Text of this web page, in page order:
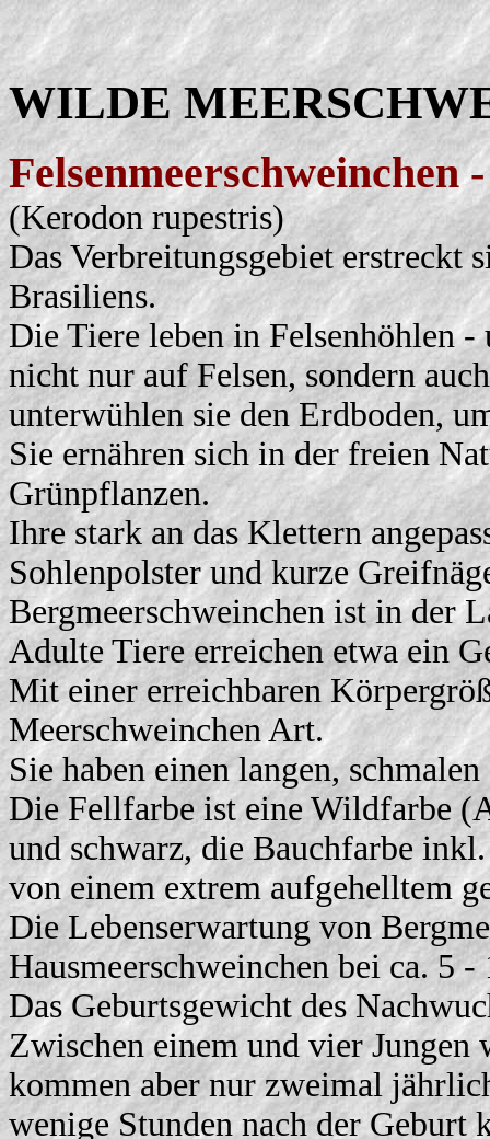
WILDE
Felsenmeerschweinchen
(Kerodon rupestris)
Das Verbreitungsgebiet erstreckt
Brasiliens.
Die Tiere leben in Felsenhöhlen
nicht nur auf Felsen, sondern
unterwühlen sie den Erdboden,
Sie ernähren sich in der freien
Grünpflanzen.
Ihre stark an das Klettern
Sohlenpolster und kurze
Bergmeerschweinchen ist in der
Adulte Tiere erreichen etwa ein
Mit einer erreichbaren
Meerschweinchen Art.
Sie haben einen langen,
Die Fellfarbe ist eine Wildfarbe
und schwarz, die Bauchfarbe
von einem extrem aufgehelltem
Die Lebenserwartung von
Hausmeerschweinchen bei ca. 5 -
Das Geburtsgewicht des
Zwischen einem und vier
kommen aber nur zweimal
wenige Stunden nach der Geburt